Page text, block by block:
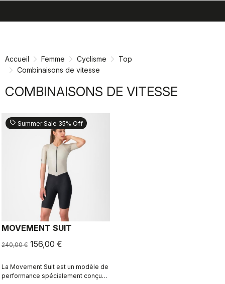
directement
navigation
directement
Accueil Femme Cyclisme
Top
Combinaisons de vitesse
COMBINAISONS DE VITESSE
sell Summer Sale 35% Off
MOVEMENT SUIT
240,00 € 156,00 €
La Movement Suit est un modèle de
performance spécialement conçu